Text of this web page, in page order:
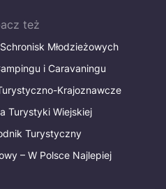
też
Młodzieżowych
i Caravaningu
Krajoznawcze
Turystyki Wiejskiej
Turystyczny
– W Polsce Najlepiej